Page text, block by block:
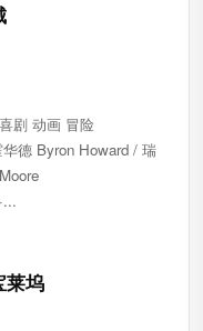
剧 动画 冒险
华德 Byron Howard / 瑞
莱坞